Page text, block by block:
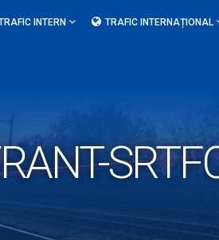
INTERN TRAFIC INTERNAȚIONAL